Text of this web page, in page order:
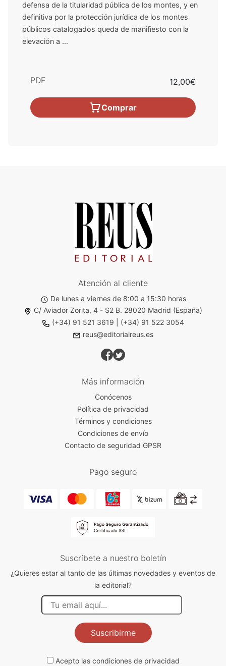
defensa de la titularidad pública de los montes, y en
definitiva por la protección jurídica de los montes
públicos catalogados queda de manifiesto con la
elevación a ...
PDF 12,00€
Comprar
Atención al cliente
De lunes a viernes de 8:00 a 15:30 horas
C/ Aviador Zorita, 4 - S2 B. 28020 Madrid (España)
(+34) 91 521 3619
(+34) 91 522 3054
reus@editorialreus.es
Más información
Conócenos
Política de privacidad
Términos y condiciones
Condiciones de envío
Contacto de seguridad GPSR
Pago seguro
Suscríbete a nuestro boletín
¿Quieres estar al tanto de las últimas novedades y eventos de
la editorial?
Suscribirme
Acepto las condiciones de privacidad